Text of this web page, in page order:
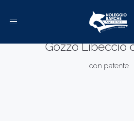
Toggle
Gozzo Libeccio
con patente